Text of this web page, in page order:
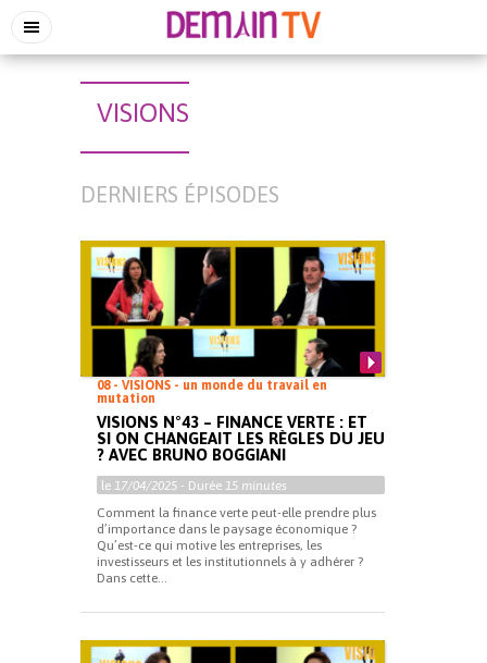
VISIONS
DERNIERS ÉPISODES
08 - VISIONS - un monde du travail en
mutation
VISIONS N°43 – FINANCE VERTE : ET
SI ON CHANGEAIT LES RÈGLES DU JEU
? AVEC BRUNO BOGGIANI
le 17/04/2025 - Durée 15 minutes
Comment la finance verte peut-elle prendre plus
d’importance dans le paysage économique ?
Qu’est-ce qui motive les entreprises, les
investisseurs et les institutionnels à y adhérer ?
Dans cette...